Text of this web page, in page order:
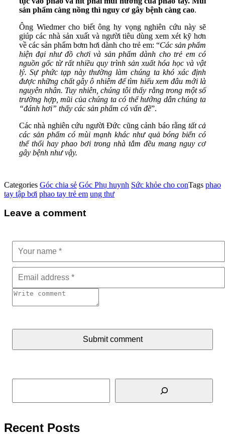
sản phẩm càng nồng thì nguy cơ gây bệnh càng cao.
Ông Wiedmer cho biết ông hy vọng nghiên cứu này sẽ
giúp các nhà sản xuất và người tiêu dùng xem xét kỹ hơn
về các sản phẩm bơm hơi dành cho trẻ em: “Các sản phẩm
hiện đại như đồ chơi và sản phẩm dành cho trẻ em có
nguồn gốc từ rất nhiều quy trình sản xuất hóa học và vật
lý. Sự phức tạp này thường làm chúng ta khó xác định
được những chất gây ô nhiễm để tìm hiểu xem đâu mới là
nguyên nhân. Tuy nhiên, chúng tôi thấy rằng trong một số
trường hợp, mũi của chúng ta có thể hướng dẫn chúng ta
“đánh hơi” thấy các sản phẩm có vấn đề”.
Các nhà nghiên cứu người Đức cũng cảnh báo rằng tất cả
các sản phẩm có mùi mạnh khác như quả bóng biển có
thể thổi hay phao bơi trong nhà tắm đều mang nguy cơ
gây bệnh như vậy.
Categories Góc chia sẻ Góc Phụ huynh Sức khỏe cho conTags phao
tay tập bơi phao tay trẻ em ung thư
Leave a comment
Submit comment
Tìm kiếm
Recent Posts